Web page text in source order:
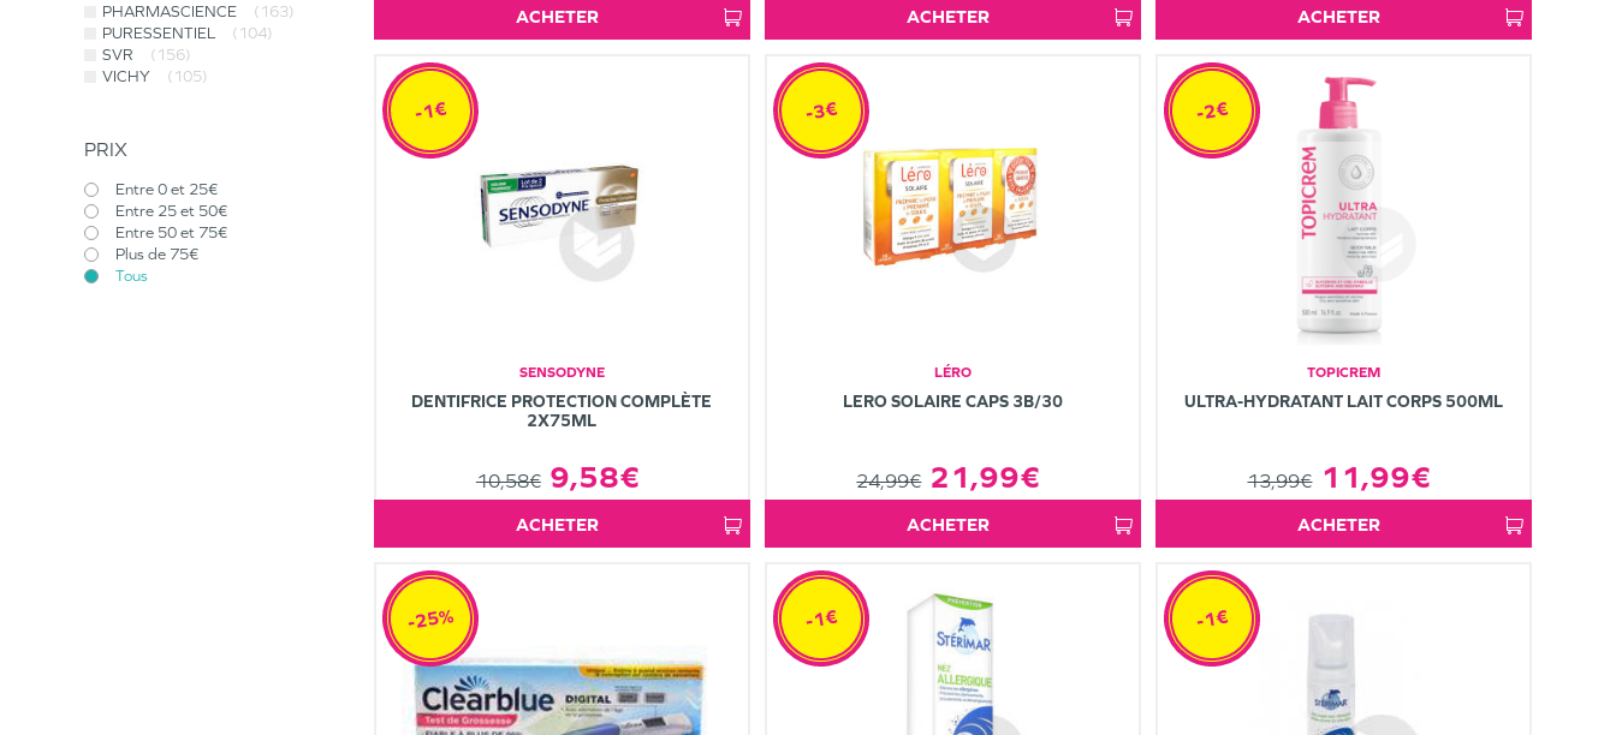
PHARMASCIENCE
(163)
PURESSENTIEL
(104)
SVR
(156)
VICHY
(105)
PRIX
Entre 0 et 25€
Entre 25 et 50€
Entre 50 et 75€
Plus de 75€
Tous
ACHETER ACHETER ACHETER
SENSODYNE
DENTIFRICE PROTECTION COMPLÈTE
2X75ML
10,58€ 9,58€
-1€
ACHETER
LÉRO
LERO SOLAIRE CAPS 3B/30
24,99€ 21,99€
-3€
ACHETER
TOPICREM
ULTRA-HYDRATANT LAIT CORPS 500ML
13,99€ 11,99€
-2€
ACHETER
-25% -1€ -1€